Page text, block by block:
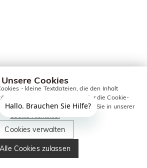
Unsere Cookies
- kleine Textdateien, die den Inhalt
alle Cookies zulassen oder die Cookie-
Weitere Informationen erhalten Sie in unserer
Cookie-Richtlinie.
Cookies verwalten
Alle Cookies zulassen